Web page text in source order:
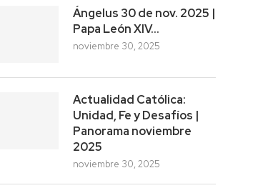
Ángelus 30 de nov. 2025 |
Papa León XIV…
noviembre 30, 2025
Actualidad Católica:
Unidad, Fe y Desafíos |
Panorama noviembre
2025
noviembre 30, 2025